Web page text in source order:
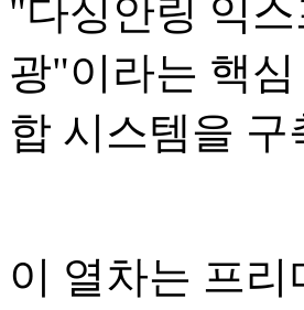
"다싱안링 익
광"이라는 핵
합 시스템을
이 열차는 프